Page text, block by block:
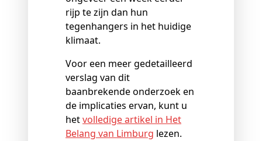
rijp te zijn dan hun
tegenhangers in het huidige
klimaat.
Voor een meer gedetailleerd
verslag van dit
baanbrekende onderzoek en
de implicaties ervan, kunt u
hetvolledige artikel in Het
Belang van Limburg lezen.